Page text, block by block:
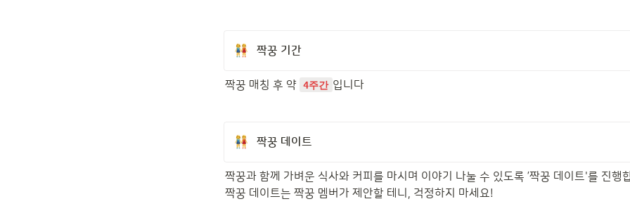
짝꿍 기간
짝꿍 매칭 후 약 4주간 입니다
짝꿍 데이트
짝꿍과 함께 가벼운 식사와 커피를 마시며 이야기 나눌 수 있도록 ’짝꿍 데이트'를 진행
짝꿍 데이트는 짝꿍 멤버가 제안할 테니, 걱정하지 마세요!